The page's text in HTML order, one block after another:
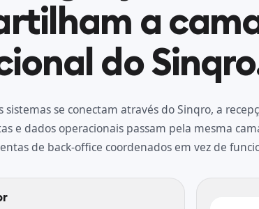
a
do
sistemas se conectam através do Sinqro, a
e dados operacionais passam pela mesma
de back-office coordenados em vez de